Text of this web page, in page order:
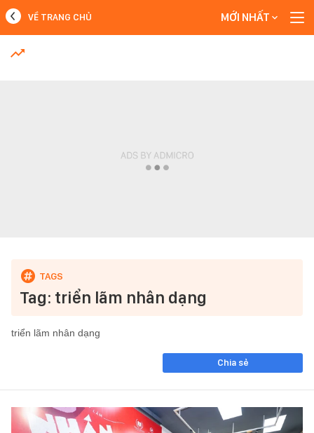
MỚI NHẤT
VỀ TRANG CHỦ MỚI NHẤT
Tag: triển lãm nhân dạng
triển lãm nhân dạng
Chia sẻ